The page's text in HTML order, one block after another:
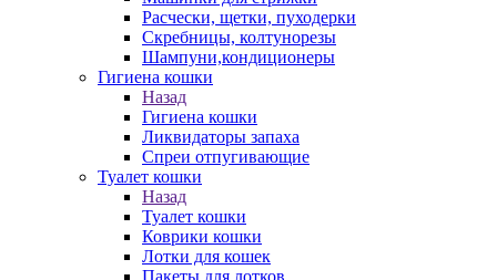
Расчески, щетки, пуходерки
Скребницы, колтунорезы
Шампуни,кондиционеры
Гигиена кошки
Назад
Гигиена кошки
Ликвидаторы запаха
Спреи отпугивающие
Туалет кошки
Назад
Туалет кошки
Коврики кошки
Лотки для кошек
Пакеты для лотков